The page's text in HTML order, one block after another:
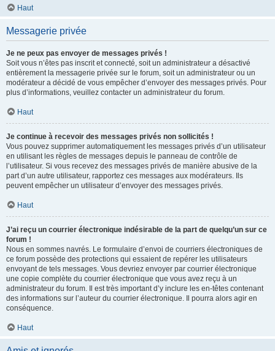
Haut
Messagerie privée
Je ne peux pas envoyer de messages privés !
Soit vous n’êtes pas inscrit et connecté, soit un administrateur a désactivé
entièrement la messagerie privée sur le forum, soit un administrateur ou un
modérateur a décidé de vous empêcher d’envoyer des messages privés. Pour
plus d’informations, veuillez contacter un administrateur du forum.
Haut
Je continue à recevoir des messages privés non sollicités !
Vous pouvez supprimer automatiquement les messages privés d’un utilisateur
en utilisant les règles de messages depuis le panneau de contrôle de
l’utilisateur. Si vous recevez des messages privés de manière abusive de la
part d’un autre utilisateur, rapportez ces messages aux modérateurs. Ils
peuvent empêcher un utilisateur d’envoyer des messages privés.
Haut
J’ai reçu un courrier électronique indésirable de la part de quelqu’un sur ce
forum !
Nous en sommes navrés. Le formulaire d’envoi de courriers électroniques de
ce forum possède des protections qui essaient de repérer les utilisateurs
envoyant de tels messages. Vous devriez envoyer par courrier électronique
une copie complète du courrier électronique que vous avez reçu à un
administrateur du forum. Il est très important d’y inclure les en-têtes contenant
des informations sur l’auteur du courrier électronique. Il pourra alors agir en
conséquence.
Haut